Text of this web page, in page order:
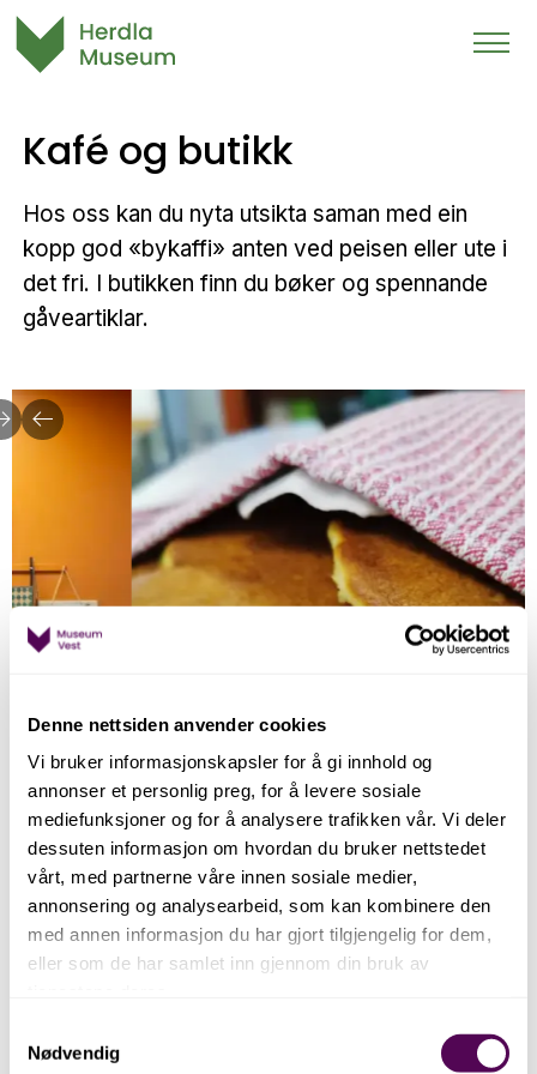
Denne nettsiden anvender cookies
Vi bruker informasjonskapsler for å gi innhold og
annonser et personlig preg, for å levere sosiale
mediefunksjoner og for å analysere trafikken vår. Vi deler
dessuten informasjon om hvordan du bruker nettstedet
vårt, med partnerne våre innen sosiale medier,
annonsering og analysearbeid, som kan kombinere den
med annen informasjon du har gjort tilgjengelig for dem,
eller som de har samlet inn gjennom din bruk av
Nødvendig
Kafé og butikk
Hos oss kan du nyta utsikta saman med ein
kopp god «bykaffi» anten ved peisen eller ute i
det fri. I butikken finn du bøker og spennande
gåveartiklar.
Kafé